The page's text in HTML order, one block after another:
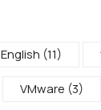
English (11)
VMware (3)